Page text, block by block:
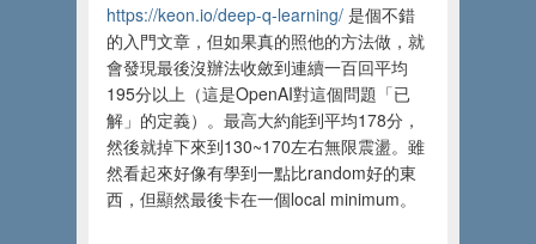
https://keon.io/deep-q-learning/是個不錯
的入門文章，但如果真的照他的方法做，就
會發現最後沒辦法收斂到連續一百回平均
195分以上（這是OpenAI對這個問題「已
解」的定義）。最高大約能到平均178分，
然後就掉下來到130~170左右無限震盪。雖
然看起來好像有學到一點比random好的東
西，但顯然最後卡在一個local minimum。